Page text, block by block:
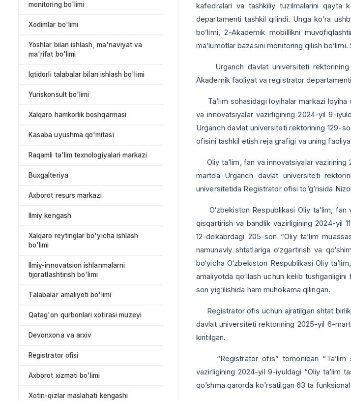
kafedralari va tashkiliy tuzilmalarini qayta
departamenti tashkil qilindi. Unga ko’ra
bo’limi, 2-Akademik mobillikni
ma’lumotlar bazasini monitoring qilish
Urganch davlat universiteti rektorining
Akademik faoliyat va registrator
Ta’lim sohasidagi loyihalar markazi loyiha
va innovatsiyalar vazirligining 2024-yil 9-
Urganch davlat universiteti rektorining 129-
ofisini tashkil etish reja grafigi va uning
Oliy ta’lim, fan va innovatsiyalar vazirining
martda Urganch davlat universiteti
universitetida Registrator ofisi to’g’risida
O‘zbekiston Respublikasi Oliy ta’lim, fan
qisqartirish va bandlik vazirligining 2024-yil
12-dekabrdagi 205-son “Oliy ta’lim
namunaviy shtatlariga o‘zgartirish va
bo‘yicha O‘zbekiston Respublikasi Oliy
amaliyotda qo‘llash uchun kelib
son yig‘ilishida ham muhokama qilingan.
Registrator ofis uchun ajratilgan shtat
davlat universiteti rektorining 2025-yil 6-
kiritilgan.
“Registrator ofis” tomonidan “Ta’lim
vazirligining 2024-yil 9-iyuldagi “Oliy ta’lim
qo’shma qarorda ko’rsatilgan 63 ta
monitoring bo'limi
Xodimlar bo'limi
Yoshlar bilan ishlash, ma'naviyat va
ma'rifat bo'limi
Iqtidorli talabalar bilan ishlash bo'limi
Yuriskonsult bo'limi
Xalqaro hamkorlik boshqarmasi
Kasaba uyushma qo'mitasi
Raqamli ta'lim texnologiyalari markazi
Buxgalteriya
Axborot resurs markazi
Ilmiy kengash
Xalqaro reytinglar bo'yicha ishlash
bo'limi
Ilmiy-innovatsion ishlanmalarni
tijoratlashtirish bo'limi
Talabalar amaliyoti bo'limi
Qatag'on qurbonlari xotirasi muzeyi
Devonxona va arxiv
Registrator ofisi
Axborot xizmati bo'limi
Xotin-qizlar maslahati kengashi